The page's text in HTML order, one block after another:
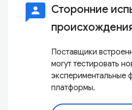
3p Сторонние
Поставщики
могут тестировать
экспериментальные
платформы.